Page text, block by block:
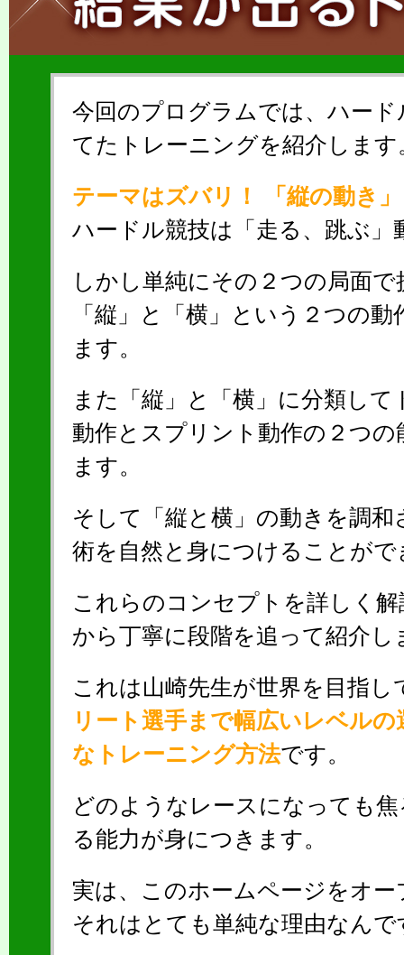
今回のプログラムでは、ハー
てたトレーニングを紹介します
テーマはズバリ！ 「縦の動き
ハードル競技は「走る、跳ぶ」
しかし単純にその２つの局面
「縦」と「横」という２つの
ます。
また「縦」と「横」に分類し
動作とスプリント動作の２つ
ます。
そして「縦と横」の動きを調
術を自然と身につけることが
これらのコンセプトを詳しく
から丁寧に段階を追って紹介し
これは山崎先生が世界を目指
リート選手まで幅広いレベル
なトレーニング方法です。
どのようなレースになっても
る能力が身につきます。
実は、このホームページをオ
それはとても単純な理由なんで